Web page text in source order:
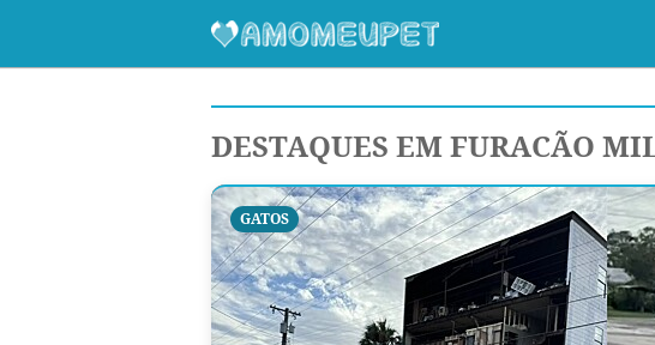
DESTAQUES EM FURACÃO
GATOS